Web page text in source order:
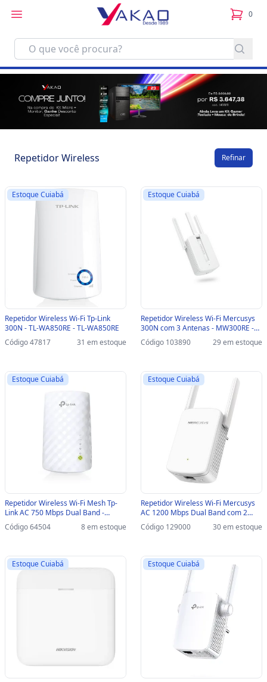
0
itens
Repetidor Wireless Refinar
Estoque Cuiabá
Repetidor Wireless Wi-Fi Tp-Link
300N - TL-WA850RE - TL-WA850RE
Código 47817
31 em estoque
Estoque Cuiabá
Repetidor Wireless Wi-Fi Mercusys
300N com 3 Antenas - MW300RE -
MW300RE
Código 103890 29 em estoque
Estoque Cuiabá
Repetidor Wireless Wi-Fi Mesh Tp-
Link AC 750 Mbps Dual Band -
RE200 - RE200
Código 64504 8 em estoque
Estoque Cuiabá
Repetidor Wireless Wi-Fi Mercusys
AC 1200 Mbps Dual Band com 2
Antenas - ME30 - ME30
Código 129000 30 em estoque
Estoque Cuiabá Estoque Cuiabá